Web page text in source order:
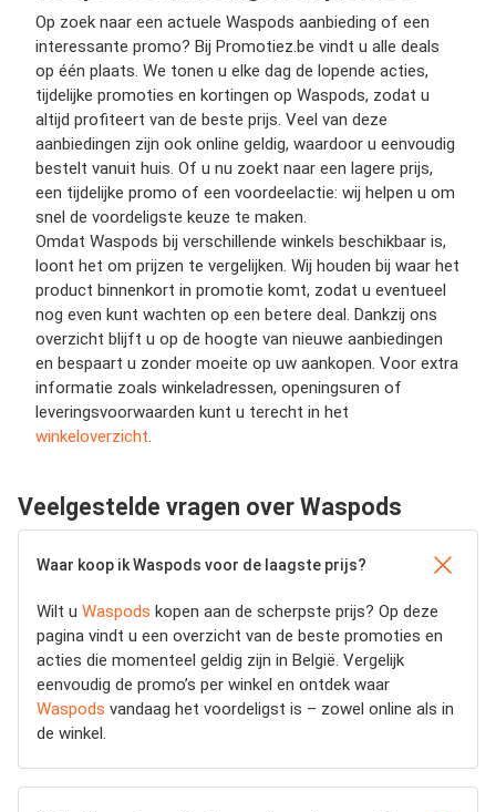
Op zoek naar een actuele Waspods aanbieding of een
interessante promo? Bij Promotiez.be vindt u alle deals
op één plaats. We tonen u elke dag de lopende acties,
tijdelijke promoties en kortingen op Waspods, zodat u
altijd profiteert van de beste prijs. Veel van deze
aanbiedingen zijn ook online geldig, waardoor u eenvoudig
bestelt vanuit huis. Of u nu zoekt naar een lagere prijs,
een tijdelijke promo of een voordeelactie: wij helpen u om
snel de voordeligste keuze te maken.
Omdat Waspods bij verschillende winkels beschikbaar is,
loont het om prijzen te vergelijken. Wij houden bij waar het
product binnenkort in promotie komt, zodat u eventueel
nog even kunt wachten op een betere deal. Dankzij ons
overzicht blijft u op de hoogte van nieuwe aanbiedingen
en bespaart u zonder moeite op uw aankopen. Voor extra
informatie zoals winkeladressen, openingsuren of
leveringsvoorwaarden kunt u terecht in het
winkeloverzicht.
Veelgestelde vragen over Waspods
Waar koop ik Waspods voor de laagste prijs?
Wilt u Waspods kopen aan de scherpste prijs? Op deze
pagina vindt u een overzicht van de beste promoties en
acties die momenteel geldig zijn in België. Vergelijk
eenvoudig de promo’s per winkel en ontdek waar
Waspods vandaag het voordeligst is – zowel online als in
de winkel.